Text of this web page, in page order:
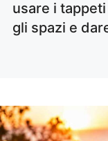
usare i
gli spazi e